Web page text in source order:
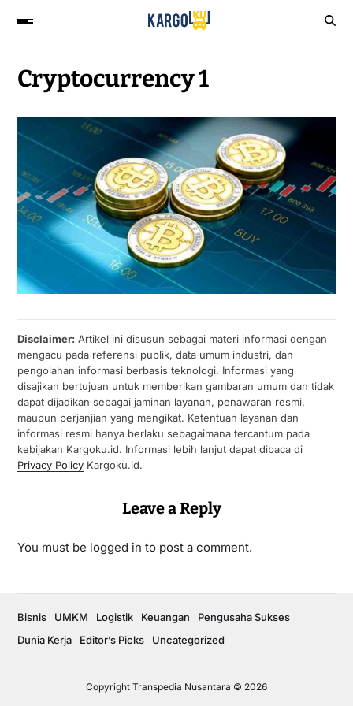
Cryptocurrency 1
Disclaimer:Artikel ini disusun sebagai materi informasi dengan
mengacu pada referensi publik, data umum industri, dan
pengolahan informasi berbasis teknologi. Informasi yang
disajikan bertujuan untuk memberikan gambaran umum dan tidak
dapat dijadikan sebagai jaminan layanan, penawaran resmi,
maupun perjanjian yang mengikat. Ketentuan layanan dan
informasi resmi hanya berlaku sebagaimana tercantum pada
kebijakan Kargoku.id. Informasi lebih lanjut dapat dibaca di
Privacy PolicyKargoku.id.
Leave a Reply
You must be logged in to post a comment.
Copyright Transpedia Nusantara © 2026
Bisnis UMKM Logistik Keuangan
Pengusaha Sukses
Dunia Kerja
Editor’s Picks Uncategorized